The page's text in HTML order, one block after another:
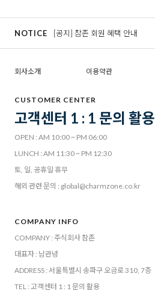
NOTICE [공지] 참존 회원 혜택 안내
회사소개 이용약관
CUSTOMER CENTER
고객센터 1 : 1 문의 활용
OPEN : AM 10:00 ~ PM 06:00
LUNCH : AM 11:30 ~ PM 12:30
토, 일, 공휴일 휴무
해외 관련 문의 : global@charmzone.co.kr
COMPANY INFO
COMPANY : 주식회사 참존
대표자 : 남관녕
ADDRESS : 서울특별시 송파구 오금로 310, 7층
TEL : 고객센터 1 : 1 문의 활용